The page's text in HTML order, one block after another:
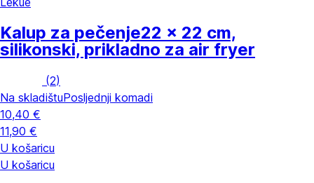
Kalup za pečenje22 x 22 cm,
silikonski, prikladno za air fryer
(2)
Na skladištuPosljednji komadi
10,40 €
11,90 €
U košaricu
U košaricu